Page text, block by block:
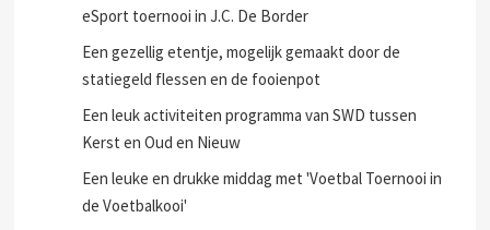
eSport toernooi in J.C. De Border
Een gezellig etentje, mogelijk gemaakt door de
statiegeld flessen en de fooienpot
Een leuk activiteiten programma van SWD tussen
Kerst en Oud en Nieuw
Een leuke en drukke middag met 'Voetbal Toernooi in
de Voetbalkooi'